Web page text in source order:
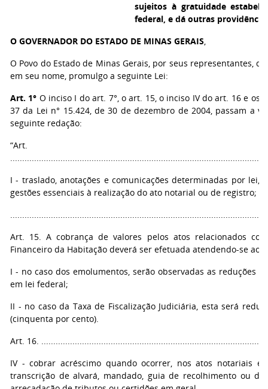
sujeitos à gratuidade
federal, e dá outras
O GOVERNADOR DO ESTADO DE MINAS GERAIS,
O Povo do Estado de Minas Gerais, por seus representantes,
em seu nome, promulgo a seguinte Lei:
Art. 1° O inciso I do art. 7°, o art. 15, o inciso IV do art. 16 e os
37 da Lei n° 15.424, de 30 de dezembro de 2004, passam a
seguinte redação:
“Art.
I - traslado, anotações e comunicações determinadas por lei,
gestões essenciais à realização do ato notarial ou de registro;
Art. 15. A cobrança de valores pelos atos relacionados
Financeiro da Habitação deverá ser efetuada atendendo-se ao
I - no caso dos emolumentos, serão observadas as reduções
em lei federal;
II - no caso da Taxa de Fiscalização Judiciária, esta será
(cinquenta por cento).
Art. 16.
IV - cobrar acréscimo quando ocorrer, nos atos notariais e
transcrição de alvará, mandado, guia de recolhimento ou